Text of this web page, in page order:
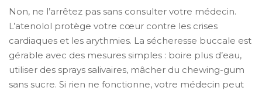
Non, ne l’arrêtez pas sans consulter votre médecin.
L’atenolol protège votre cœur contre les crises
cardiaques et les arythmies. La sécheresse buccale est
gérable avec des mesures simples : boire plus d’eau,
utiliser des sprays salivaires, mâcher du chewing-gum
sans sucre. Si rien ne fonctionne, votre médecin peut